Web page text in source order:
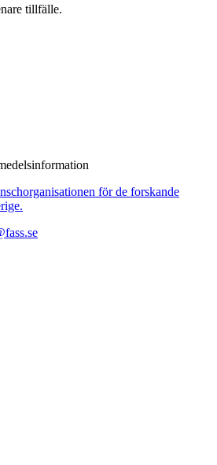
tillfälle.
för de forskande